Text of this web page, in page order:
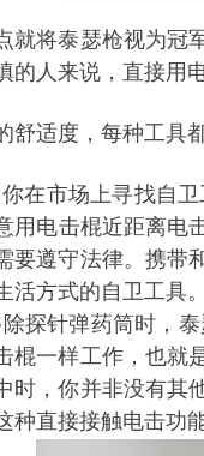
将泰瑟枪视为冠军
的人来说，直接用
舒适度，每种工具
在市场上寻找自
用 电击棍近距离电
要遵守法律。携带
方式的自卫工具。
探针弹药筒时，
棍一样工作，也就
时，你并非没有其
种直接接触电击功